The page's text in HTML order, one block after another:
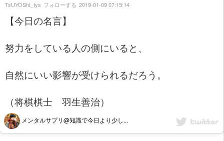
【今日の名言】
努力をしている人の側にいると、
自然にいい影響が受けられるだろう。
（将棋棋士 羽生善治）
メンタルサプリ@知識で今日より少し...
TsUYOShI_tys フォローする 2019-01-09 07:15:14